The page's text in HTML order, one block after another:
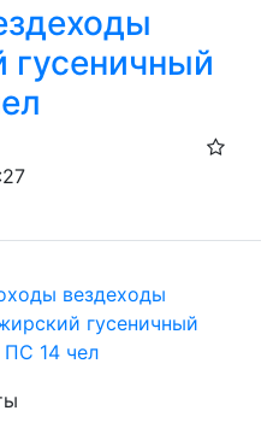
вездеходы
гусеничный
14 чел